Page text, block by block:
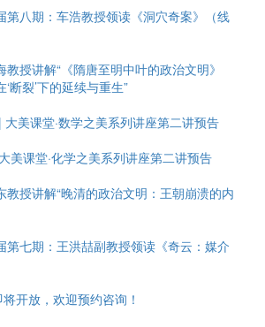
第八期：车浩教授领读《洞穴奇案》（线
授讲解“《隋唐至明中叶的政治文明》
裂’下的延续与重生”
美课堂·数学之美系列讲座第二讲预告
美课堂·化学之美系列讲座第二讲预告
教授讲解“晚清的政治文明：王朝崩溃的内
第七期：王洪喆副教授领读《奇云：媒介
开放，欢迎预约咨询！